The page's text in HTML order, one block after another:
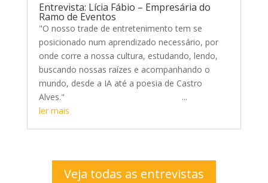
Entrevista: Lícia Fábio – Empresária do
Ramo de Eventos
"O nosso trade de entretenimento tem se
posicionado num aprendizado necessário, por
onde corre a nossa cultura, estudando, lendo,
buscando nossas raízes e acompanhando o
mundo, desde a IA até a poesia de Castro
Alves." ...
ler mais
Veja todas as entrevistas